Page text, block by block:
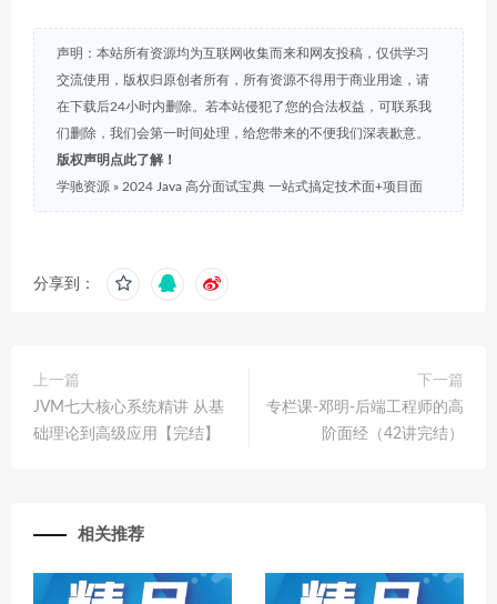
声明：本站所有资源均为互联网收集而来和网友投稿，仅供学习
交流使用，版权归原创者所有，所有资源不得用于商业用途，请
在下载后24小时内删除。若本站侵犯了您的合法权益，可联系我
们删除，我们会第一时间处理，给您带来的不便我们深表歉意。
版权声明点此了解！
学驰资源 » 2024 Java 高分面试宝典 一站式搞定技术面+项目面
分享到：
上一篇
JVM七大核心系统精讲 从基
础理论到高级应用【完结】
下一篇
专栏课-邓明-后端工程师的高
阶面经（42讲完结）
相关推荐